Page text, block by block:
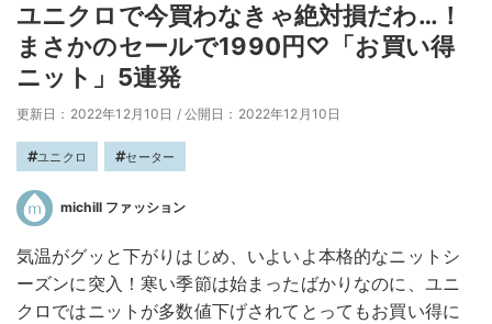
ユニクロで今買わなきゃ絶対損だわ…！
まさかのセールで1990円♡「お買い得
ニット」5連発
更新日：2022年12月10日 / 公開日：2022年12月10日
ユニクロ セーター
michill ファッション
気温がグッと下がりはじめ、いよいよ本格的なニットシ
ーズンに突入！寒い季節は始まったばかりなのに、ユニ
クロではニットが多数値下げされてとってもお買い得に